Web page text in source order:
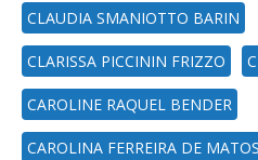
CLAUDIA SMANIOTTO BARIN
CLARISSA PICCININ FRIZZO
CAROLINE RAQUEL BENDER
CAROLINA FERREIRA DE